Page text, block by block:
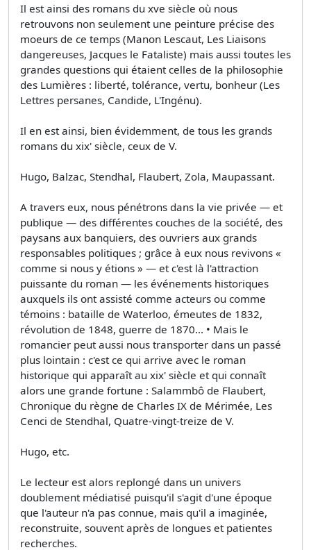
Il est ainsi des romans du xve siècle où nous
retrouvons non seulement une peinture précise des
moeurs de ce temps (Manon Lescaut, Les Liaisons
dangereuses, Jacques le Fataliste) mais aussi toutes les
grandes questions qui étaient celles de la philosophie
des Lumières : liberté, tolérance, vertu, bonheur (Les
Lettres persanes, Candide, L'Ingénu).
Il en est ainsi, bien évidemment, de tous les grands
romans du xix' siècle, ceux de V.
Hugo, Balzac, Stendhal, Flaubert, Zola, Maupassant.
A travers eux, nous pénétrons dans la vie privée — et
publique — des différentes couches de la société, des
paysans aux banquiers, des ouvriers aux grands
responsables politiques ; grâce à eux nous revivons «
comme si nous y étions » — et c'est là l'attraction
puissante du roman — les événements historiques
auxquels ils ont assisté comme acteurs ou comme
témoins : bataille de Waterloo, émeutes de 1832,
révolution de 1848, guerre de 1870... • Mais le
romancier peut aussi nous transporter dans un passé
plus lointain : c'est ce qui arrive avec le roman
historique qui apparaît au xix' siècle et qui connaît
alors une grande fortune : Salammbô de Flaubert,
Chronique du règne de Charles IX de Mérimée, Les
Cenci de Stendhal, Quatre-vingt-treize de V.
Hugo, etc.
Le lecteur est alors replongé dans un univers
doublement médiatisé puisqu'il s'agit d'une époque
que l'auteur n'a pas connue, mais qu'il a imaginée,
reconstruite, souvent après de longues et patientes
recherches.